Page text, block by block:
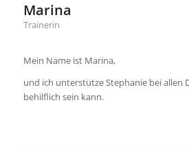
Marina
Trainerin
Mein Name ist Marina,
und ich unterstütze Stephanie bei allen
behilflich sein kann.